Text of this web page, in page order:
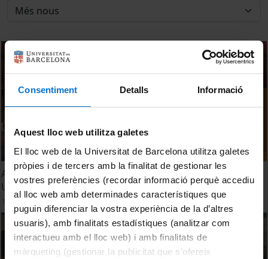
Consentiment Detalls Informació
Aquest lloc web utilitza galetes
El lloc web de la Universitat de Barcelona utilitza galetes
pròpies i de tercers amb la finalitat de gestionar les
vostres preferències (recordar informació perquè accediu
al lloc web amb determinades característiques que
puguin diferenciar la vostra experiència de la d’altres
usuaris), amb finalitats estadístiques (analitzar com
interactueu amb el lloc web) i amb finalitats de
màrqueting (gestionar la publicitat que s’ofereix
Acte de presentació del llibre "Les pintures de la
Universitat de Barcelona. El dipòsit del Museu del Prado"